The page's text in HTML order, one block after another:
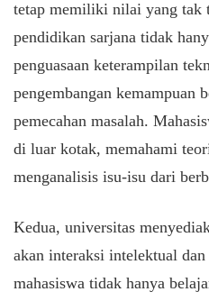
tetap memiliki nilai yang tak
pendidikan sarjana tidak
penguasaan keterampilan
pengembangan
pemecahan masalah.
di luar kotak, memahami
menganalisis isu-isu dari
Kedua, universitas
akan interaksi intelektual
mahasiswa tidak hanya